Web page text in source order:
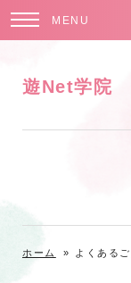
MENU
遊Net学院
ホーム » よくある